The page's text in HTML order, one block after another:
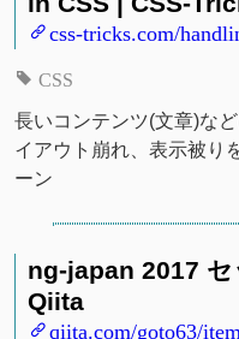
css-tricks.com/
CSS
長いコンテンツ(文章)な
イアウト崩れ、表示被り
ーン
ng-japan 2017
Qiita
qiita.com/goto63/